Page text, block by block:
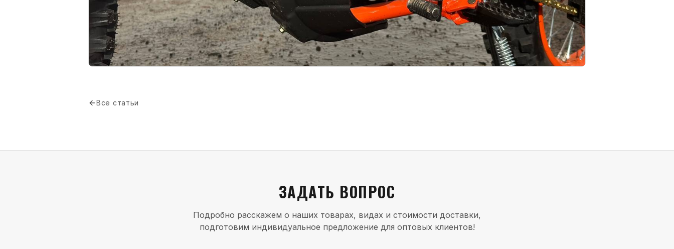
Все статьи
ЗАДАТЬ ВОПРОС
Подробно расскажем о наших товарах, видах и стоимости доставки,
подготовим индивидуальное предложение для оптовых клиентов!